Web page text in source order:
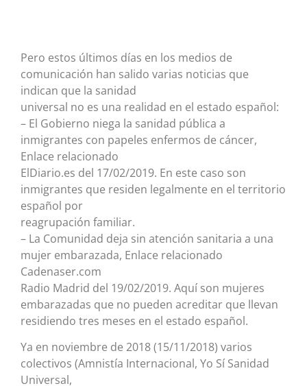
Pero estos últimos días en los medios de
comunicación han salido varias noticias que
indican que la sanidad
universal no es una realidad en el estado español:
– El Gobierno niega la sanidad pública a
inmigrantes con papeles enfermos de cáncer,
Enlace relacionado
ElDiario.es del 17/02/2019. En este caso son
inmigrantes que residen legalmente en el territorio
español por
reagrupación familiar.
– La Comunidad deja sin atención sanitaria a una
mujer embarazada, Enlace relacionado
Cadenaser.com
Radio Madrid del 19/02/2019. Aquí son mujeres
embarazadas que no pueden acreditar que llevan
residiendo tres meses en el estado español.
Ya en noviembre de 2018 (15/11/2018) varios
colectivos (Amnistía Internacional, Yo Sí Sanidad
Universal,